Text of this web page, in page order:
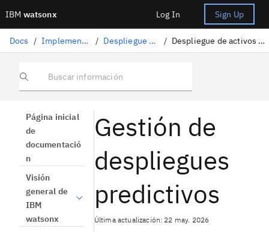
IBM watsonx Log In Sign Up
Docs / Implementación de la IA / Despliegue de activos de IA / Despliegue de activos de aprendizaje automático
Buscar información
Página inicial
de
documentació
n
Visión
general de
IBM
watsonx
Gestión de
despliegues
predictivos
Última actualización: 22 may. 2026